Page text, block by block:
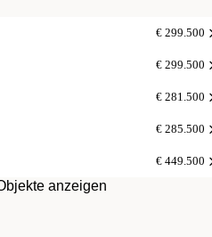
€ 299.500
€ 299.500
€ 281.500
€ 285.500
€ 449.500
anzeigen